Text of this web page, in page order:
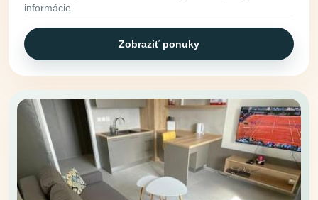
informácie.
Zobraziť ponuky